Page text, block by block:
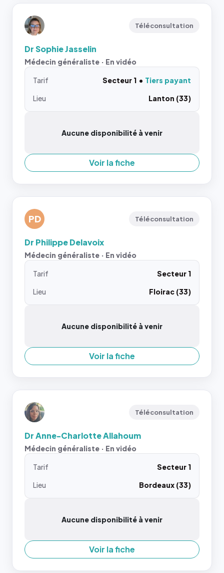
Téléconsultation
Dr Sophie Jasselin
Médecin généraliste · En vidéo
Tarif Secteur 1
Tiers payant
Lieu
Lanton (33)
Aucune disponibilité à venir
Voir la fiche
PD Téléconsultation
Dr Philippe Delavoix
Médecin généraliste · En vidéo
Tarif
Secteur 1
Lieu
Floirac (33)
Aucune disponibilité à venir
Voir la fiche
Téléconsultation
Dr Anne-Charlotte Allahoum
Médecin généraliste · En vidéo
Tarif
Secteur 1
Lieu
Bordeaux (33)
Aucune disponibilité à venir
Voir la fiche